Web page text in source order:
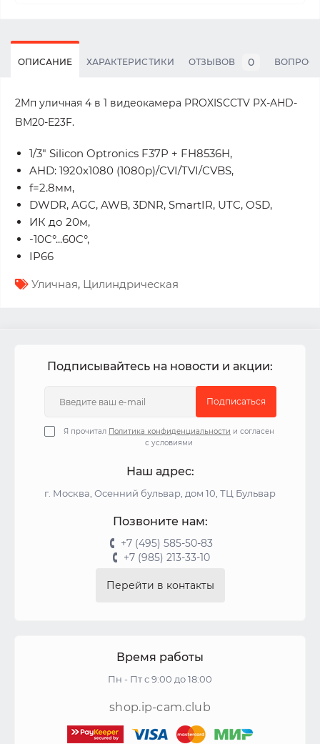
ОПИСАНИЕ ХАРАКТЕРИСТИКИ ОТЗЫВОВ 0
2Мп уличная 4 в 1 видеокамера PROXISCCTV PX-AHD-
BM20-E23F.
1/3" Silicon Optronics F37P + FH8536H,
AHD: 1920x1080 (1080p)/CVI/TVI/CVBS,
f=2.8мм,
DWDR, AGC, AWB, 3DNR, SmartIR, UTC, OSD,
ИК до 20м,
-10C°...60C°,
IP66
Уличная, Цилиндрическая
Подписывайтесь на новости и акции:
Подписаться
Я прочитал Политика конфиденциальности и согласен
с условиями
Наш адрес:
г. Москва, Осенний бульвар, дом 10, ТЦ Бульвар
Позвоните нам:
+7 (495) 585-50-83
+7 (985) 213-33-10
Перейти в контакты
Время работы
Пн - Пт с 9:00 до 18:00
shop.ip-cam.club